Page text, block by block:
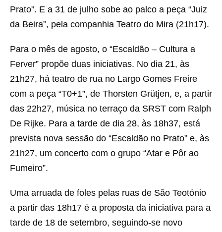
Prato”. E a 31 de julho sobe ao palco a peça “Juiz
da Beira”, pela companhia Teatro do Mira (21h17).
Para o mês de agosto, o “Escaldão – Cultura a
Ferver” propõe duas iniciativas. No dia 21, às
21h27, há teatro de rua no Largo Gomes Freire
com a peça “T0+1”, de Thorsten Grütjen, e, a partir
das 22h27, música no terraço da SRST com Ralph
De Rijke. Para a tarde de dia 28, às 18h37, está
prevista nova sessão do “Escaldão no Prato” e, às
21h27, um concerto com o grupo “Atar e Pôr ao
Fumeiro”.
Uma arruada de foles pelas ruas de São Teotónio
a partir das 18h17 é a proposta da iniciativa para a
tarde de 18 de setembro, seguindo-se novo